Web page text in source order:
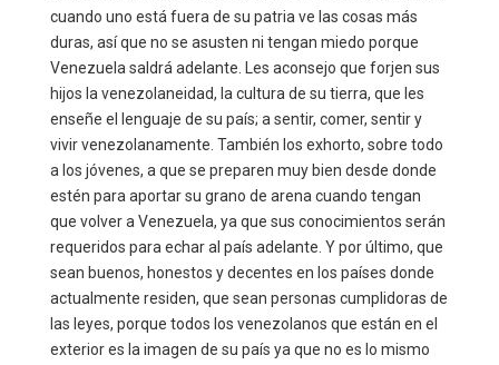
cuando uno está fuera de su patria ve las cosas más
duras, así que no se asusten ni tengan miedo porque
Venezuela saldrá adelante. Les aconsejo que forjen sus
hijos la venezolaneidad, la cultura de su tierra, que les
enseñe el lenguaje de su país; a sentir, comer, sentir y
vivir venezolanamente. También los exhorto, sobre todo
a los jóvenes, a que se preparen muy bien desde donde
estén para aportar su grano de arena cuando tengan
que volver a Venezuela, ya que sus conocimientos serán
requeridos para echar al país adelante. Y por último, que
sean buenos, honestos y decentes en los países donde
actualmente residen, que sean personas cumplidoras de
las leyes, porque todos los venezolanos que están en el
exterior es la imagen de su país ya que no es lo mismo